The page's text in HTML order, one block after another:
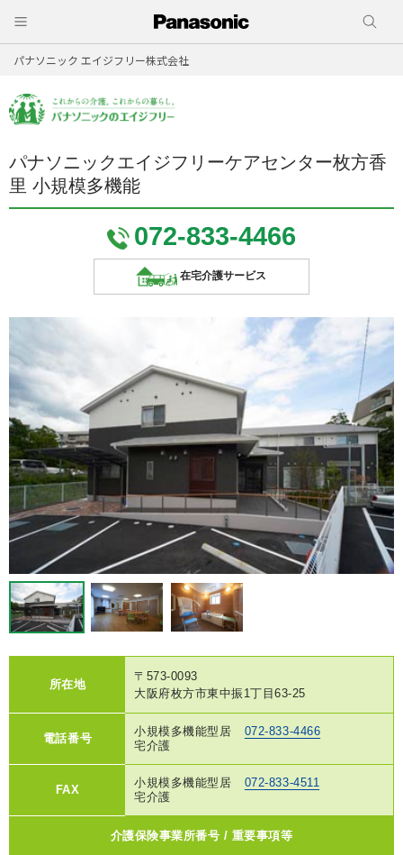
パナソニック エイジフリー株式会社
パナソニックエイジフリーケアセンター枚方香
里 小規模多機能
072-833-4466
在宅介護サービス
所在地
〒573-0093
大阪府枚方市東中振1丁目63-25
電話番号
小規模多機能型居
宅介護
072-833-4466
FAX
小規模多機能型居
宅介護
072-833-4511
介護保険事業所番号 / 重要事項等